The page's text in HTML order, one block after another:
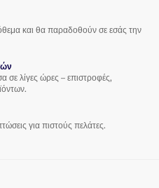
και θα παραδοθούν σε εσάς την
σε λίγες ώρες – επιστροφές,
για πιστούς πελάτες.